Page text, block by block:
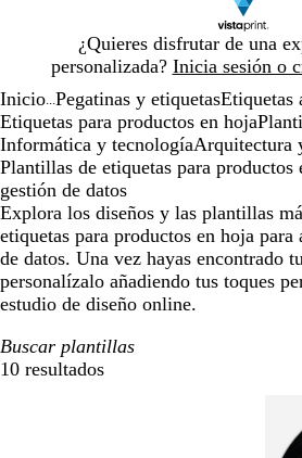
¿Quieres disfrutar de una
personalizada? Inicia sesión o
1
Inicio Pegatinas y etiquetasEtiquetas
Etiquetas para productos en hoja
Informática y tecnologíaArquitectura
Plantillas de etiquetas para
gestión de datos
Explora los diseños y las plantillas
etiquetas para productos en hoja
de datos. Una vez hayas encontrado
personalízalo añadiendo tus toques
estudio de diseño online.
Buscar plantillas
10 resultados
Filtros